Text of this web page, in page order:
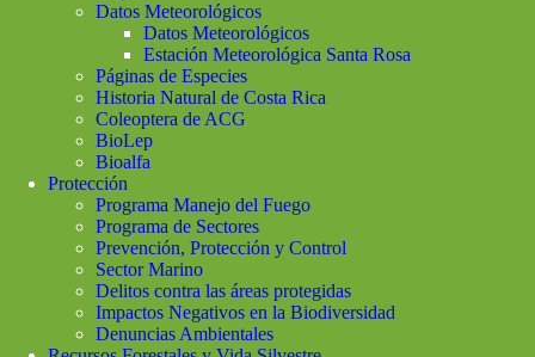
Datos Meteorológicos
Datos Meteorológicos
Estación Meteorológica Santa Rosa
Páginas de Especies
Historia Natural de Costa Rica
Coleoptera de ACG
BioLep
Bioalfa
Protección
Programa Manejo del Fuego
Programa de Sectores
Prevención, Protección y Control
Sector Marino
Delitos contra las áreas protegidas
Impactos Negativos en la Biodiversidad
Denuncias Ambientales